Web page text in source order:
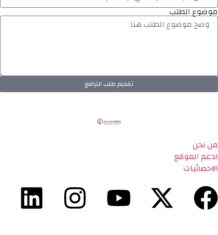
موضوع الطلب
تقديم طلب الترافع
من نحن
ادعم الموقع
الاحصائيات